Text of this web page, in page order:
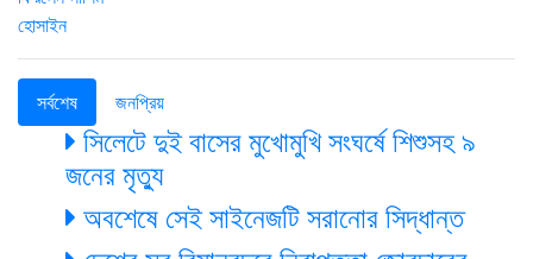
সর্বশেষ জনপ্রিয়
সিলেটে দুই বাসের মুখোমুখি সংঘর্ষে শিশুসহ ৯
জনের মৃত্যু
অবশেষে সেই সাইনেজটি সরানোর সিদ্ধান্ত